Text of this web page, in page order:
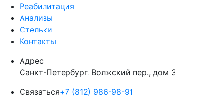
Реабилитация
Анализы
Стельки
Контакты
Адрес
Санкт-Петербург, Волжский пер., дом 3
Связаться+7 (812) 986-98-91